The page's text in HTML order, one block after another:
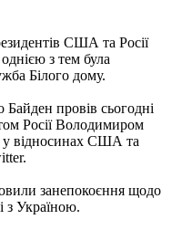
США та Росії
з тем була
Білого дому.
провів сьогодні
Росії Володимиром
у відносинах США та
занепокоєння щодо
з Україною.